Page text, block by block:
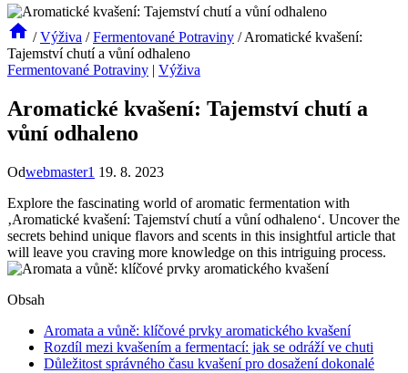
/ Výživa / Fermentované Potraviny / Aromatické kvašení:
Tajemství chutí a vůní odhaleno
Fermentované Potraviny | Výživa
Aromatické kvašení: Tajemství chutí a
vůní odhaleno
Odwebmaster1 19. 8. 2023
Explore the fascinating world of aromatic fermentation with
‚Aromatické kvašení: Tajemství chutí a vůní odhaleno‘. Uncover the
secrets behind unique flavors and scents in this insightful article that
will leave you craving more knowledge on this intriguing process.
Obsah
Aromata a vůně: klíčové prvky aromatického kvašení
Rozdíl mezi kvašením a fermentací: jak se odráží ve chuti
Důležitost správného času kvašení pro dosažení dokonalé